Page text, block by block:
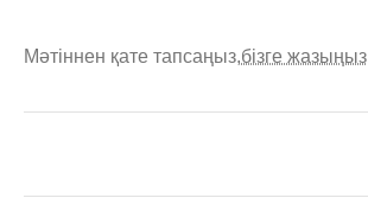
Мәтіннен қате тапсаңыз,бізге жазыңыз